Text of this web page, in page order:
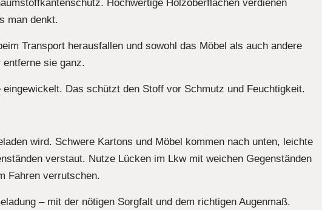
Hochwertige Holzoberflächen verdienen
man denkt.
Transport herausfallen und sowohl das Möbel als auch andere
entferne sie ganz.
Das schützt den Stoff vor Schmutz und Feuchtigkeit.
wird. Schwere Kartons und Möbel kommen nach unten, leichte
verstaut. Nutze Lücken im Lkw mit weichen Gegenständen
Fahren verrutschen.
– mit der nötigen Sorgfalt und dem richtigen Augenmaß.